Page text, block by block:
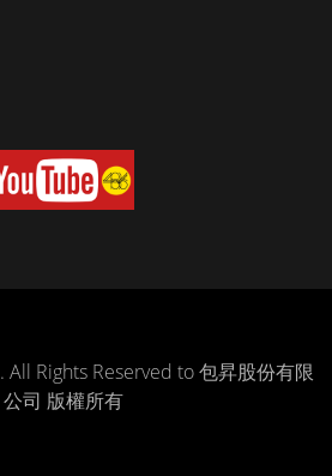
. All Rights Reserved to 包昇股份有限
公司 版權所有